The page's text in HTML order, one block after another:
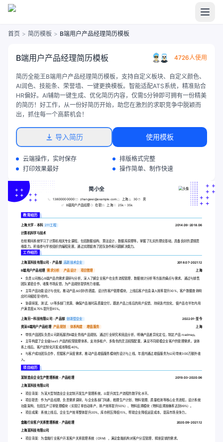
首页 > 简历模板 > B端用户产品经理简历模板
B端用户产品经理简历模板 4726人使用
简历全能王B端用户产品经理简历模板，支持自定义板块、自定义颜色、
AI润色、技能条、荣誉墙、一键更换模板。智能适配ATS系统，精准贴合
HR偏好。AI辅助一键生成、优化简历内容，仅需5分钟即可拥有一份精美
的简历！好工作，从一份好简历开始，助您在激烈的求职竞争中脱颖而
出，抓住每一个高薪机会！
导入简历 使用模板
云端操作，实时保存
排版格式完整
打印效果最好
操作简单、制作快速
简小全
13800000000 zhangwei@example.com 上海 30 男
B端用户产品经理 在职 上海 25k - 35k
教育经历
上海大学 - 本科 211工程
2014.09-2018.06
计算机科学与技术
在校期间系统学习了计算机相关专业课程，包括数据结构、算法设计、数据库原理等。掌握了扎实的理论基础，具备良好的逻辑思
维能力。积极参与学校组织的编程竞赛，通过实践锻炼了团队协作和问题解决能力。
工作经历
上海某科技有限公司 - 产品部 高新技术企业
2018.07-2021.12
B端用户产品经理 需求分析 产品设计 项目管理
上海
负责公司核心B端产品的需求调研与分析，深入了解企业客户在业务流程管理、数据统计分析等方面的痛点与需求。通过与销售
团队紧密合作，收集市场反馈，为产品规划提供有力依据。
主导产品功能设计与优化，推动产品从0到1的搭建。设计的客户管理模块，上线后客户信息录入效率提升30%，客户数据查询响
应时间缩短至1秒内。
协调研发、测试、UI等多部门资源，确保产品按时高质量交付。跟进产品上线后的用户反馈，持续迭代优化，使产品在半年内用
户满意度从70%提升至85%。
上海另一科技有限公司 - 产品部 创新型企业 2022.01-至今
资深B端用户产品经理 产品规划 体系构建 增值服务 上海
带领产品团队负责公司新拓展的B端业务线产品规划。通过行业研究和竞品分析，明确产品差异化定位，制定产品 roadmap。
主导构建了企业级SaaS 产品的权限管理体系，支持多租户、多角色的灵活权限配置，满足不同规模企业客户的管理需求。该体
系上线后，客户定制化开发成本降低40%。
与客户成功团队合作，挖掘客户深度需求，推动产品增值服务模块的设计与上线。年度内通过增值服务为公司带来300万额外收
入。
项目经历
某制造业企业生产管理系统 - 产品经理
2019.03-2020.06
上海某科技有限公司
项目背景：为某大型制造业企业定制开发生产管理系统，以提升其生产流程的数字化水平。
项目职责：作为产品经理，负责需求调研，与企业各部门沟通，梳理生产计划、物料管理、质量检测等核心业务流程。设计系统
功能架构，包括生产订单管理模块（实现订单自动排产，排产效率提升50%）、物料追溯模块（物料追溯准确率达到99%）。
项目成果：系统上线后，企业生产效率整体提升20%，库存积压降低15%，帮助企业降低运营成本，提高市场竞争力。
金融行业客户关系管理系统 - 产品经理 2020.09-2021.12
上海某科技有限公司
项目背景：为金融行业客户开发客户关系管理系统（CRM），满足金融机构对客户分层管理、精准营销的需求。